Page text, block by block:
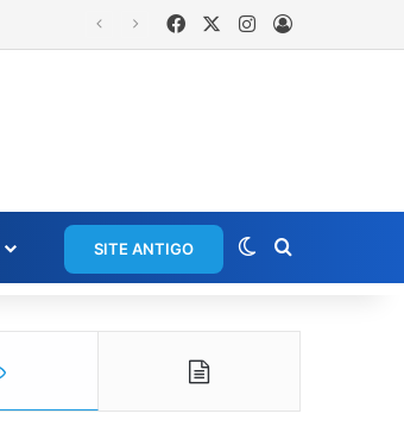
FacebookInstagram
SITE ANTIGO Switch skin